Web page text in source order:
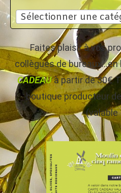
Sélectionner une
Faites plaisir à vos
collègues de
CADEAUà partir de 30€
boutique producteur
(valable